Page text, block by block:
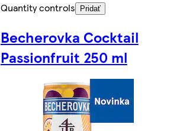
Quantity controls
Pridať
Becherovka Cocktail
Passionfruit 250 ml